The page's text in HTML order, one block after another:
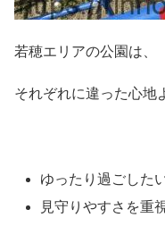
若穂エリアの公園は、
それぞれに違った心地
ゆったり過ごした
見守りやすさを重